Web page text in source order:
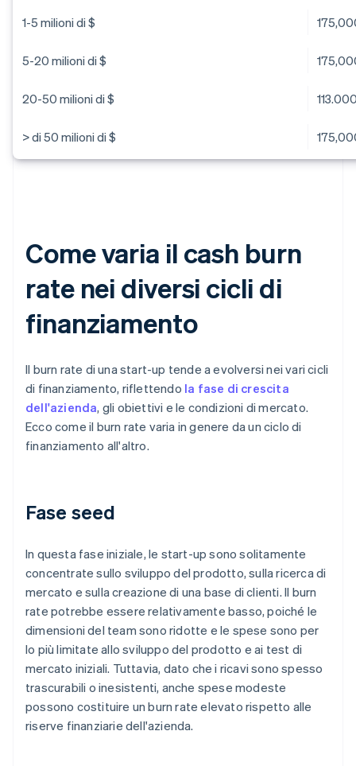
1-5 milioni di $
5-20 milioni di $
20-50 milioni di $
> di 50 milioni di $
Come varia il cash burn
rate nei diversi cicli di
finanziamento
Il burn rate di una start-up tende a evolversi nei vari cicli
di finanziamento, riflettendo la fase di crescita
dell'azienda, gli obiettivi e le condizioni di mercato.
Ecco come il burn rate varia in genere da un ciclo di
finanziamento all'altro.
Fase seed
In questa fase iniziale, le start-up sono solitamente
concentrate sullo sviluppo del prodotto, sulla ricerca di
mercato e sulla creazione di una base di clienti. Il burn
rate potrebbe essere relativamente basso, poiché le
dimensioni del team sono ridotte e le spese sono per
lo più limitate allo sviluppo del prodotto e ai test di
mercato iniziali. Tuttavia, dato che i ricavi sono spesso
trascurabili o inesistenti, anche spese modeste
possono costituire un burn rate elevato rispetto alle
riserve finanziarie dell'azienda.